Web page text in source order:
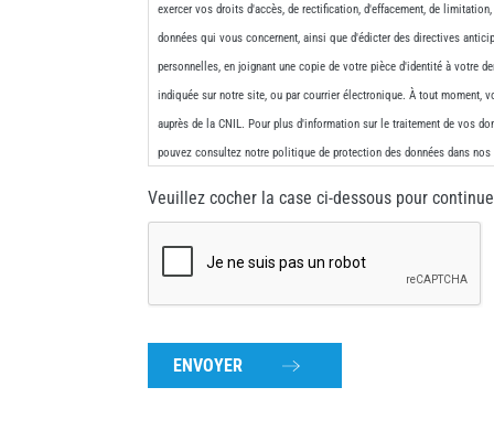
exercer vos droits d'accès, de rectification, d'effacement, de
données qui vous concernent, ainsi que d'édicter des directives
personnelles, en joignant une copie de votre pièce d'identité à votre
indiquée sur notre site, ou par courrier électronique. À tout moment,
auprès de la CNIL. Pour plus d'information sur le traitement de vos
pouvez consultez notre politique de protection des données dans nos
Veuillez cocher la case ci-dessous pour